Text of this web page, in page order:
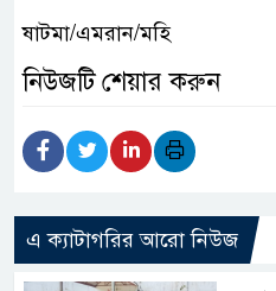
ষাটমা/এমরান/মহি
নিউজটি শেয়ার করুন
এ ক্যাটাগরির আরো নিউজ